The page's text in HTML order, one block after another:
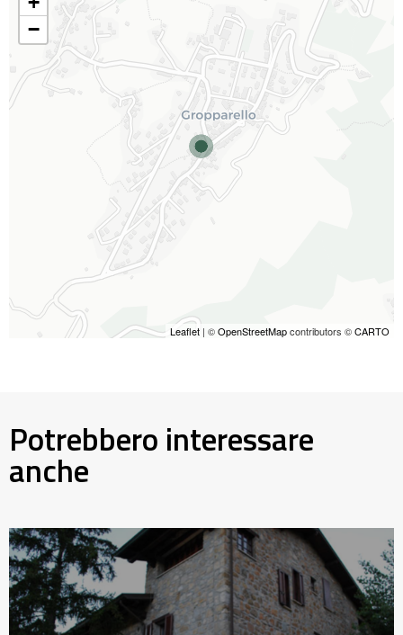
−
Leaflet | ©OpenStreetMapcontributors ©CARTO
Potrebbero interessare
anche